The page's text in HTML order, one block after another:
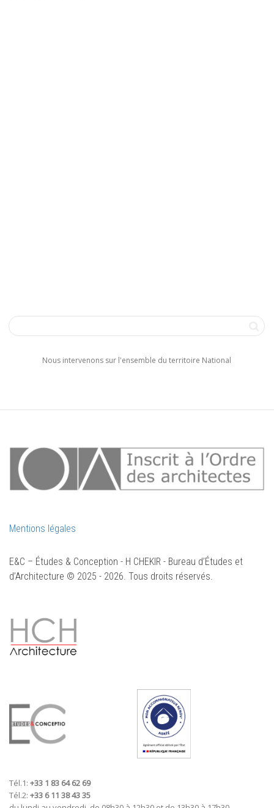
Nous intervenons sur l'ensemble du territoire National
Mentions légales
E&C – Études & Conception - H CHEKIR - Bureau d’Études et
d’Architecture © 2025 - 2026. Tous droits réservés.
Tél.1: +33 1 83 64 62 69
Tél.2: +33 6 11 38 43 35